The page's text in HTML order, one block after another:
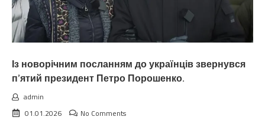
Із новорічним посланням до українців звернувся
п’ятий президент Петро Порошенко.
admin
01.01.2026
No Comments